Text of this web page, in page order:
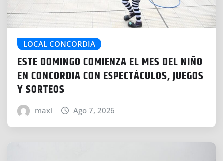
LOCAL CONCORDIA
ESTE DOMINGO COMIENZA EL MES DEL NIÑO
EN CONCORDIA CON ESPECTÁCULOS, JUEGOS
Y SORTEOS
maxi Ago 7, 2026